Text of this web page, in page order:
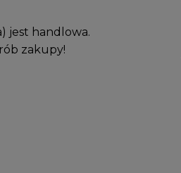
jest handlowa.
zakupy!